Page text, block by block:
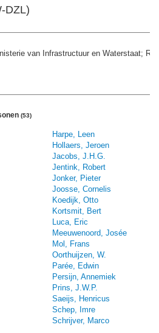
DZL)
van Infrastructuur en Waterstaat;
(53)
Harpe, Leen
Hollaers, Jeroen
Jacobs, J.H.G.
Jentink, Robert
Jonker, Pieter
Joosse, Cornelis
Koedijk, Otto
Kortsmit, Bert
Luca, Eric
Meeuwenoord, Josée
Mol, Frans
Oorthuijzen, W.
Parée, Edwin
Persijn, Annemiek
Prins, J.W.P.
Saeijs, Henricus
Schep, Imre
Schrijver, Marco